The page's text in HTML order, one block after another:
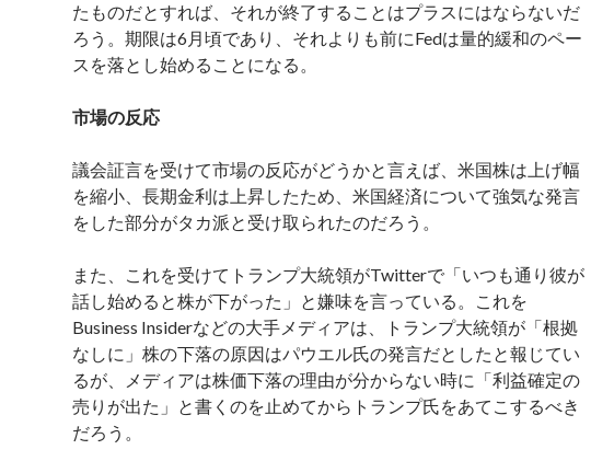
たものだとすれば、それが終了することはプラスにはならないだ
ろう。期限は6月頃であり、それよりも前にFedは量的緩和のペー
スを落とし始めることになる。
市場の反応
議会証言を受けて市場の反応がどうかと言えば、米国株は上げ幅
を縮小、長期金利は上昇したため、米国経済について強気な発言
をした部分がタカ派と受け取られたのだろう。
また、これを受けてトランプ大統領がTwitterで「いつも通り彼が
話し始めると株が下がった」と嫌味を言っている。これを
Business Insiderなどの大手メディアは、トランプ大統領が「根拠
なしに」株の下落の原因はパウエル氏の発言だとしたと報じてい
るが、メディアは株価下落の理由が分からない時に「利益確定の
売りが出た」と書くのを止めてからトランプ氏をあてこするべき
だろう。